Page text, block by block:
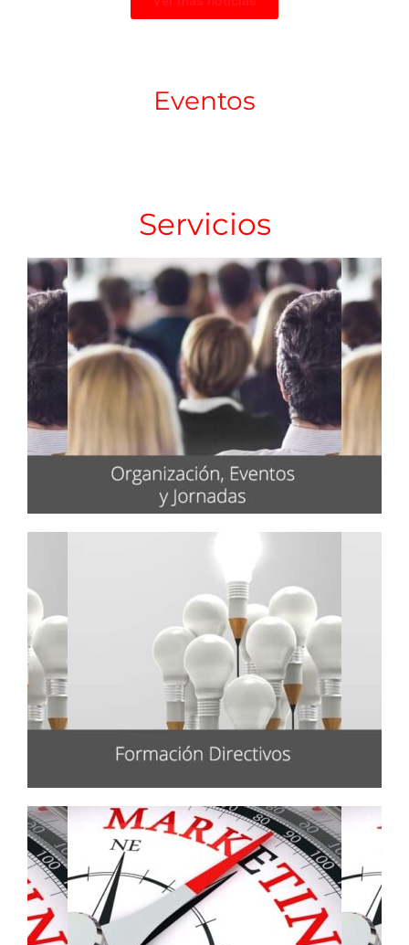
Eventos
Servicios
Organización de Eventos y
Jornadas a medida
Formación para directivos y
mandos intermedios